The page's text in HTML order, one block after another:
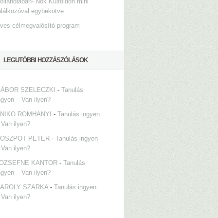
egybekötve
célmegvalósító program
LEGUTÓBBI HOZZÁSZÓLÁSOK
SZELECZKI - Tanulás
– Van ilyen?
ROMHANYI - Tanulás ingyen
ilyen?
PETER - Tanulás ingyen
ilyen?
KANTOR - Tanulás
– Van ilyen?
SZARKA- Tanulás ingyen
ilyen?